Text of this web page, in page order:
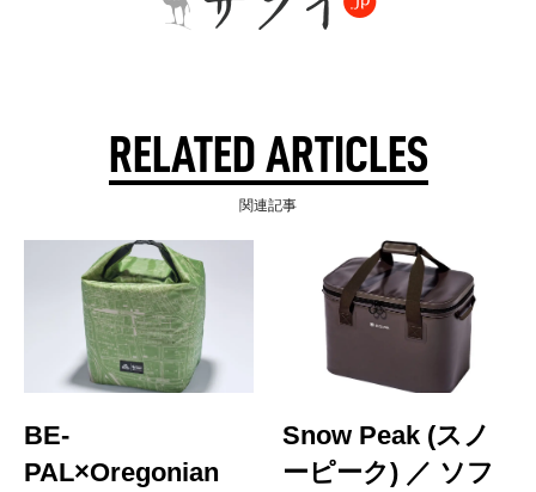
RELATED ARTICLES
関連記事
BE-
PAL×Oregonian
Snow Peak (スノ
ーピーク) ／ ソフ